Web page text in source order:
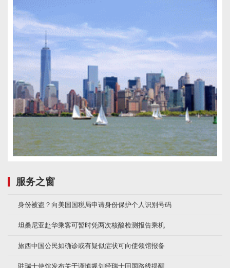
服务之窗
身份被盗？向美国国税局申请身份保护个人识别号码
坦桑尼亚赴华乘客可暂时凭两次核酸检测报告乘机
旅西中国公民如确诊或有疑似症状可向使领馆报备
驻瑞士使馆发布关于谨慎规划经瑞士回国路线提醒